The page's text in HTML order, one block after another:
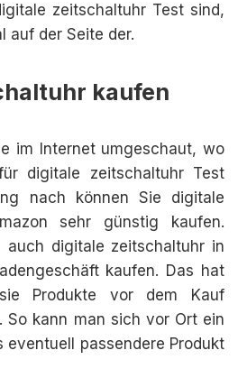
zeitschaltuhr Test sind,
auf der Seite der.
kaufen
im Internet umgeschaut, wo
digitale zeitschaltuhr Test
nach können Sie digitale
sehr günstig kaufen.
auch digitale zeitschaltuhr in
kaufen. Das hat
Produkte vor dem Kauf
So kann man sich vor Ort ein
eventuell passendere Produkt